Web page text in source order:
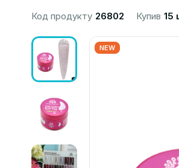
Код продукту 26802 Купив 15
NEW